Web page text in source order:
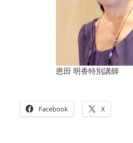
恩田 明香特別講師
Facebook X